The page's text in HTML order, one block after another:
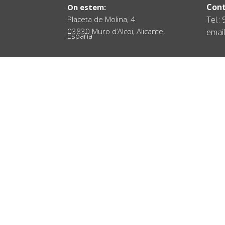
On estem:
Placeta de Molina, 4
03830 Muro d’Alcoi, Alicante,
España
Tel.: